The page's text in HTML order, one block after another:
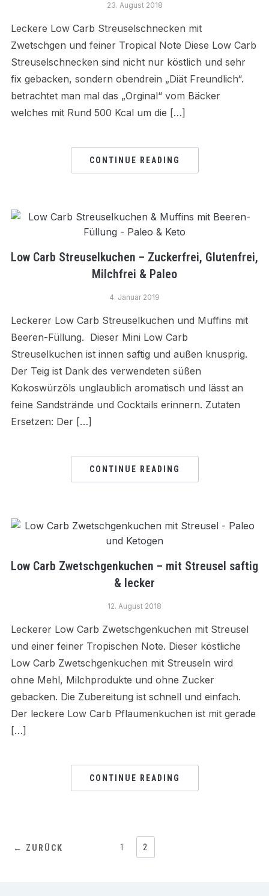
23. August 2018
Leckere Low Carb Streuselschnecken mit
Zwetschgen und feiner Tropical Note Diese Low Carb
Streuselschnecken sind nicht nur köstlich und sehr
fix gebacken, sondern obendrein „Diät Freundlich“.
betrachtet man mal das „Orginal“ vom Bäcker
welches mit Rund 500 Kcal um die […]
CONTINUE READING
Low Carb Streuselkuchen – Zuckerfrei, Glutenfrei,
Milchfrei & Paleo
4. Januar 2019
Leckerer Low Carb Streuselkuchen und Muffins mit
Beeren-Füllung. Dieser Mini Low Carb
Streuselkuchen ist innen saftig und außen knusprig.
Der Teig ist Dank des verwendeten süßen
Kokoswürzöls unglaublich aromatisch und lässt an
feine Sandstrände und Cocktails erinnern. Zutaten
Ersetzen: Der […]
CONTINUE READING
Low Carb Zwetschgenkuchen – mit Streusel saftig
& lecker
12. August 2018
Leckerer Low Carb Zwetschgenkuchen mit Streusel
und einer feiner Tropischen Note. Dieser köstliche
Low Carb Zwetschgenkuchen mit Streuseln wird
ohne Mehl, Milchprodukte und ohne Zucker
gebacken. Die Zubereitung ist schnell und einfach.
Der leckere Low Carb Pflaumenkuchen ist mit gerade
[…]
CONTINUE READING
← ZURÜCK 1 2